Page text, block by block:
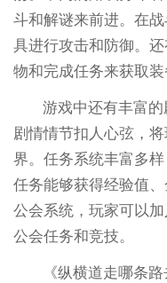
斗和解谜来前进。在
具进行攻击和防御。
物和完成任务来获取装
游戏中还有丰富的
剧情情节扣人心弦，
界。任务系统丰富多
任务能够获得经验值
公会系统，玩家可以
公会任务和竞技。
《纵横道走哪条